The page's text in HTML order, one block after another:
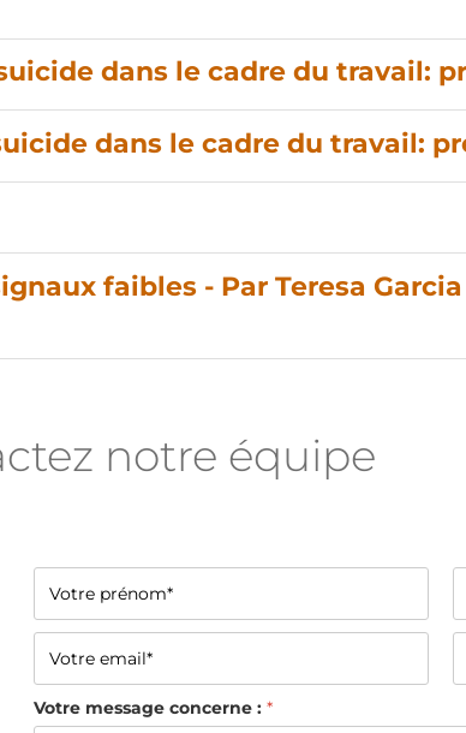
dans le cadre du travail:
dans le cadre du travail:
faibles - Par Teresa
notre équipe
Votre message concerne : *